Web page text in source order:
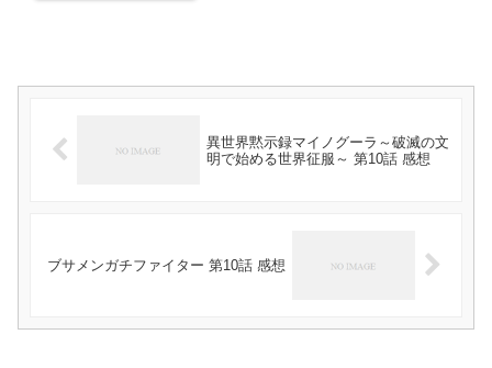
異世界黙示録マイノグーラ～破滅の文
明で始める世界征服～ 第10話 感想
ブサメンガチファイター 第10話 感想